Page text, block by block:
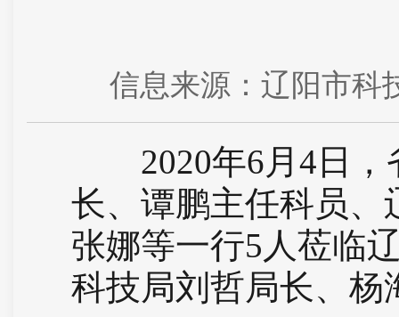
信息来源：辽阳市
2020年6月4日，
长、谭鹏主任科员、
张娜等一行5人莅临
科技局刘哲局长、杨